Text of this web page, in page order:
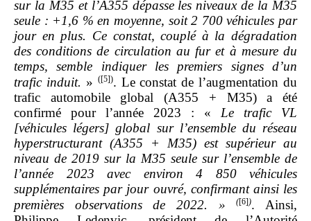
sur la M35 et l’A355 dépasse les niveaux de la M35
seule : +1,6 % en moyenne, soit 2 700 véhicules par
jour en plus. Ce constat, couplé à la dégradation
des conditions de circulation au fur et à mesure du
temps, semble indiquer les premiers signes d’un
trafic induit. » ([5]). Le constat de l’augmentation du
trafic automobile global (A355 + M35) a été
confirmé pour l’année 2023 : « Le trafic VL
[véhicules légers] global sur l’ensemble du réseau
hyperstructurant (A355 + M35) est supérieur au
niveau de 2019 sur la M35 seule sur l’ensemble de
l’année 2023 avec environ 4
850
véhicules
supplémentaires par jour ouvré, confirmant ainsi les
premières observations de 2022.
» ([6]). Ainsi,